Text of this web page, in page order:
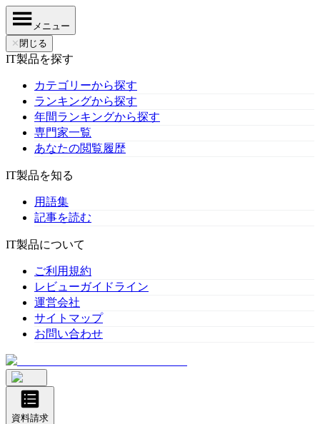
メニュー
✕ 閉じる
IT製品を探す
カテゴリーから探す
ランキングから探す
年間ランキングから探す
専門家一覧
あなたの閲覧履歴
IT製品を知る
用語集
記事を読む
IT製品について
ご利用規約
レビューガイドライン
運営会社
サイトマップ
お問い合わせ
資料請求